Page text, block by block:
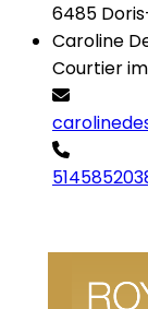
6485
Caroline
Courtier